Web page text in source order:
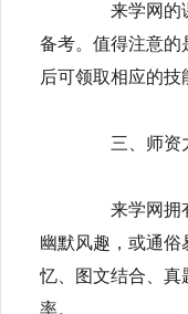
来学网的课
备考。值得注意的
后可领取相应的技
三、师资
来学网拥有
幽默风趣，或通
忆、图文结合、真
率。